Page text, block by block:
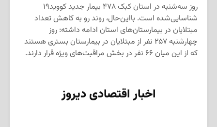
روز سه‌شنبه در استان کبک ۴۷۸ بیمار جدید کووید۱۹
شناسایی‌شده است. بااین‌حال، روند رو به کاهش تعداد
مبتلایان در بیمارستان‌های استان ادامه داشته: روز
چهارشنبه ۲۵۷ نفر از مبتلایان در بیمارستان بستری هستند
که از این میان ۶۶ نفر در بخش مراقبت‌های ویژه قرار دارند.
اخبار اقتصادی دیروز